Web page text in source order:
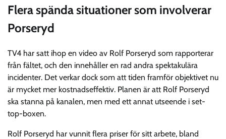
Flera spända situationer som involverar
Porseryd
TV4 har satt ihop en video av Rolf Porseryd som rapporterar
från fältet, och den innehåller en rad andra spektakulära
incidenter. Det verkar dock som att tiden framför objektivet nu
är mycket mer kostnadseffektiv. Planen är att Rolf Porseryd
ska stanna på kanalen, men med ett annat utseende i set-
top-boxen.
Rolf Porseryd har vunnit flera priser för sitt arbete, bland